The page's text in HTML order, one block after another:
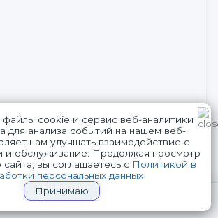
НАРКОЛОГА+7(926)730-90-67
Telegram
cookie и сервис веб-аналитики
для анализа событий на нашем веб-
нам улучшать взаимодействие с
и обслуживание. Продолжая просмотр
вы соглашаетесь с Политикой в
персональных данных
Принимаю